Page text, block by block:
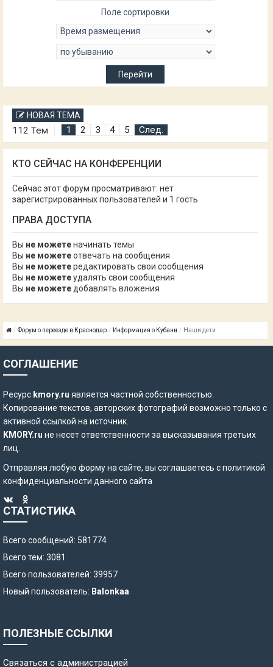
Поле сортировки
НОВАЯ ТЕМА
112 Тем 1 2 3 4 5 След.
КТО СЕЙЧАС НА КОНФЕРЕНЦИИ
Сейчас этот форум просматривают: нет
зарегистрированных пользователей и 1 гость
ПРАВА ДОСТУПА
Вы не можетеначинать темы
Вы не можетеотвечать на сообщения
Вы не можетередактировать свои сообщения
Вы не можетеудалять свои сообщения
Вы не можете добавлять вложения
Форум о переезде в Краснодар Информация о Кубани Наши дети
СОГЛАШЕНИЕ
Ресурс kmory.ru является частной собственностью.
Копирование текстов, авторских фотографий возможно только с
активной ссылкой на источник.
KMORY.ru не несет ответственности за высказывания третьих
лиц.
Отправляя любую форму на сайте, вы соглашаетесь сполитикой
конфиденциальности данного сайта
СТАТИСТИКА
Всего сообщений: 581774
Всего тем: 3081
Всего пользователей: 39957
Новый пользователь: Balonkaa
ПОЛЕЗНЫЕ ССЫЛКИ
Связаться с администрацией